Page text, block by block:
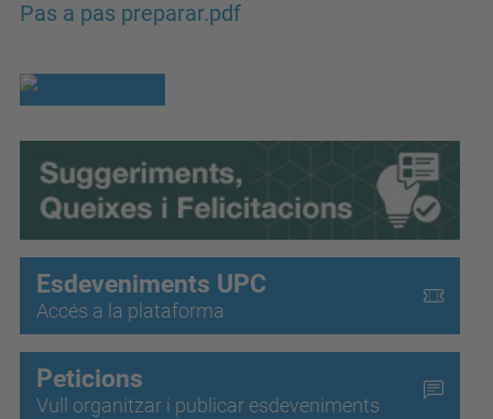
Pas a pas preparar.pdf
Esdeveniments UPC
Accés a la plataforma
Peticions
Vull organitzar i publicar esdeveniments